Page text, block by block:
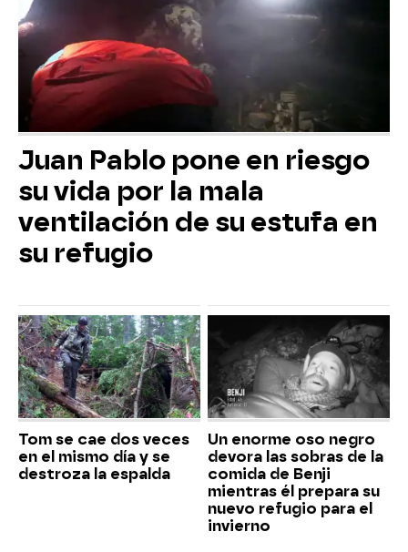
Juan Pablo pone en riesgo
su vida por la mala
ventilación de su estufa en
su refugio
Tom se cae dos veces
en el mismo día y se
destroza la espalda
Un enorme oso negro
devora las sobras de la
comida de Benji
mientras él prepara su
nuevo refugio para el
invierno